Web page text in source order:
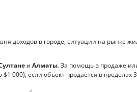
доходов в городе, ситуации на рынке
и Алматы. За помощь в продаже
000), если объект продаётся в пределах